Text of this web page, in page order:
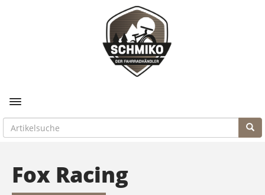
Toggle navigation
Fox Racing